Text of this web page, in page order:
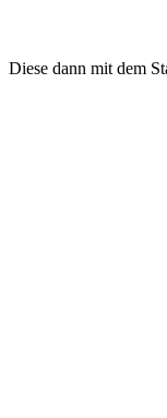
Diese dann mit dem